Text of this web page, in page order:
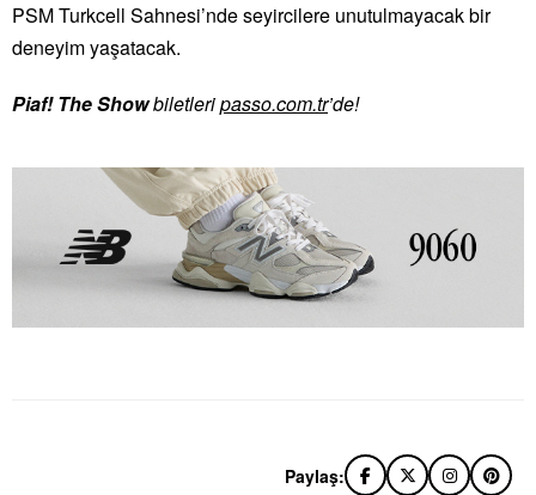
PSM Turkcell Sahnesi’nde seyircilere unutulmayacak bir
deneyim yaşatacak.
Piaf! The Showbiletleripasso.com.tr’de!
Paylaş: